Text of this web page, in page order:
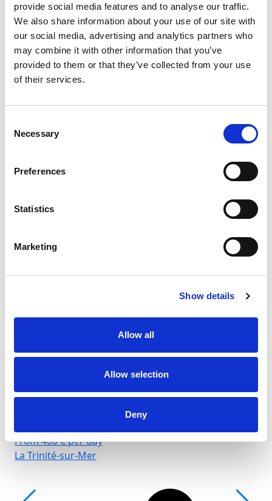
provide social media features and to analyse our traffic.
We also share information about your use of our site with
our social media, advertising and analytics partners who
may combine it with other information that you’ve
provided to them or that they’ve collected from your use
of their services.
Selection
Necessary
Preferences
Statistics
Marketing
Show details
Allow all
Allow selection
Deny
From 400 € per day
La Trinité-sur-Mer